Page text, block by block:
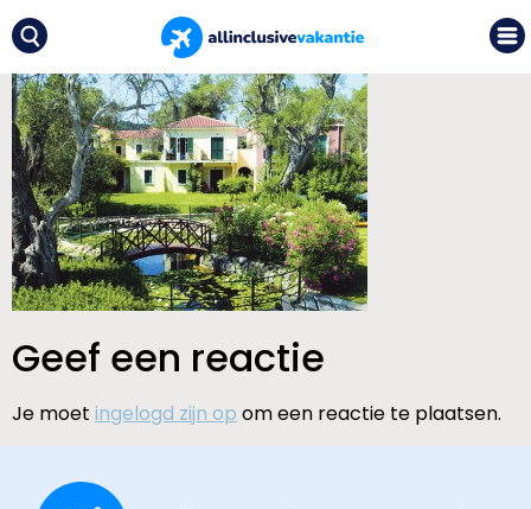
Geef een reactie
Je moet ingelogd zijn op om een reactie te plaatsen.